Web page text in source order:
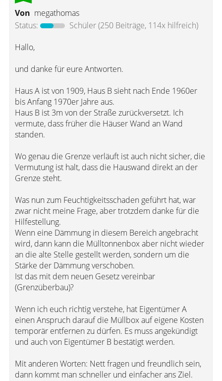
Von megathomas
Status:
Schüler(250 Beiträge, 114x hilfreich)
Hallo,
und danke für eure Antworten.
Haus A ist von 1909, Haus B sieht nach Ende 1960er
bis Anfang 1970er Jahre aus.
Haus B ist 3m von der Straße zurückversetzt. Ich
vermute, dass früher die Häuser Wand an Wand
standen.
Wo genau die Grenze verläuft ist auch nicht sicher, die
Vermutung ist halt, dass die Hauswand direkt an der
Grenze steht.
Was nun zum Feuchtigkeitsschaden geführt hat, war
zwar nicht meine Frage, aber trotzdem danke für die
Hilfestellung.
Wenn eine Dämmung in diesem Bereich angebracht
wird, dann kann die Mülltonnenbox aber nicht wieder
an die alte Stelle gestellt werden, sondern um die
Stärke der Dämmung verschoben.
Ist das mit dem neuen Gesetz vereinbar
(Grenzüberbau)?
Wenn ich euch richtig verstehe, hat Eigentümer A
einen Anspruch darauf die Müllbox auf eigene Kosten
temporär entfernen zu dürfen. Es muss angekündigt
und auch von Eigentümer B bestätigt werden.
Mit anderen Worten: Nett fragen und freundlich sein,
dann kommt man schneller und einfacher ans Ziel.